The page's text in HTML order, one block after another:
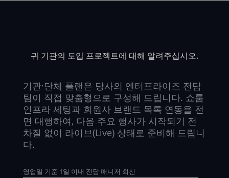
귀 기관의 도입 프로젝트에 대해 알려주십시오.
기관·단체 플랜은 당사의 엔터프라이즈 전담
팀이 직접 맞춤형으로 구성해 드립니다. 쇼룸
인프라 세팅과 회원사 브랜드 목록 연동을 전
면 대행하여, 다음 주요 행사가 시작되기 전
차질 없이 라이브(Live) 상태로 준비해 드립니
다.
영업일 기준 1일 이내 전담 매니저 회신